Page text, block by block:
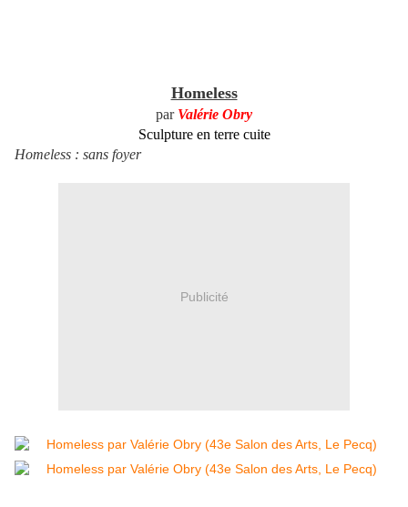
Homeless
par Valérie Obry
Sculpture en terre cuite
Homeless : sans foyer
Publicité